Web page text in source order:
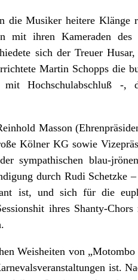
Musiker heitere Klänge
mit ihren Kameraden des
sich der Treuer
Martin Schopps die
Hochschulabschluß -,
Masson
Kölner KG sowie
sympathischen blau-
durch Rudi Schetzke
ist, und sich für die
ihres Shanty-Chors
Weisheiten von
ist.